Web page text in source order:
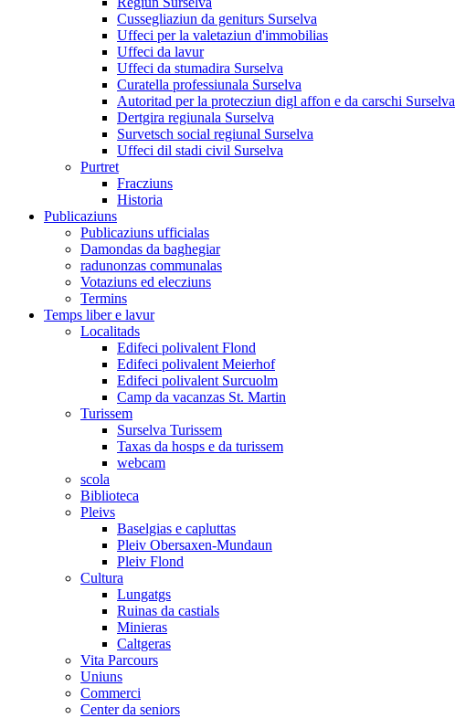
Cussegliaziun da geniturs Surselva
Uffeci per la valetaziun d'immobilias
Uffeci da lavur
Uffeci da stumadira Surselva
Curatella professiunala Surselva
Autoritad per la protecziun digl affon e da carschi Surselva
Dertgira regiunala Surselva
Survetsch social regiunal Surselva
Uffeci dil stadi civil Surselva
Purtret
Fracziuns
Historia
Publicaziuns
Publicaziuns ufficialas
Damondas da baghegiar
radunonzas communalas
Votaziuns ed elecziuns
Termins
Temps liber e lavur
Localitads
Edifeci polivalent Flond
Edifeci polivalent Meierhof
Edifeci polivalent Surcuolm
Camp da vacanzas St. Martin
Turissem
Surselva Turissem
Taxas da hosps e da turissem
webcam
scola
Biblioteca
Pleivs
Baselgias e capluttas
Pleiv Obersaxen-Mundaun
Pleiv Flond
Cultura
Lungatgs
Ruinas da castials
Minieras
Caltgeras
Vita Parcours
Uniuns
Commerci
Center da seniors